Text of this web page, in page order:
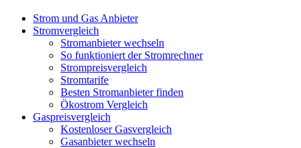
Strom und Gas Anbieter
Stromvergleich
Stromanbieter wechseln
So funktioniert der Stromrechner
Strompreisvergleich
Stromtarife
Besten Stromanbieter finden
Ökostrom Vergleich
Gaspreisvergleich
Kostenloser Gasvergleich
Gasanbieter wechseln